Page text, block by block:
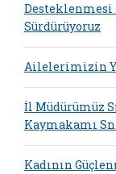
Sürdürüyoruz
Ailelerimizin
İl Müdürümüz
Kaymakamı
Kadının